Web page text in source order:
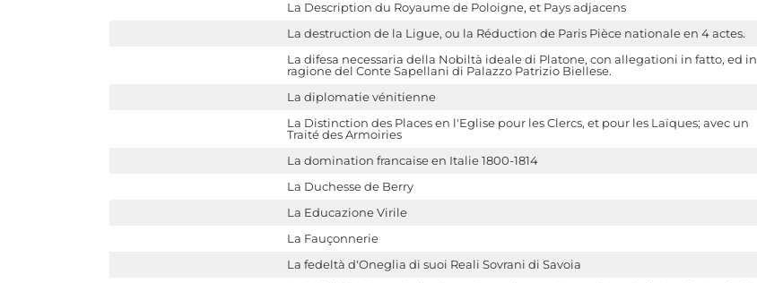
La Description du Royaume de Poloigne, et Pays adjacens
La destruction de la Ligue, ou la Réduction de Paris Pièce nationale en 4 actes.
La difesa necessaria della Nobiltà ideale di Platone, con allegationi in fatto, ed in
ragione del Conte Sapellani di Palazzo Patrizio Biellese.
La diplomatie vénitienne
La Distinction des Places en l'Eglise pour les Clercs, et pour les Laïques; avec un
Traité des Armoiries
La domination francaise en Italie 1800-1814
La Duchesse de Berry
La Educazione Virile
La Fauçonnerie
La fedeltà d'Oneglia di suoi Reali Sovrani di Savoia